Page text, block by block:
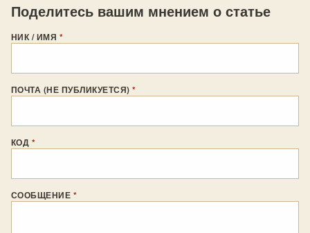
Поделитесь вашим мнением о статье
НИК / ИМЯ *
ПОЧТА (НЕ ПУБЛИКУЕТСЯ)*
КОД *
СООБЩЕНИЕ *